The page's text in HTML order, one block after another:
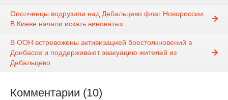
Ополченцы водрузили над Дебальцево флаг Новороссии.
В Киеве начали искать виноватых
В ООН встревожены активизацией боестолкновений в
Донбассе и поддерживают эвакуацию жителей из
Дебальцево
Комментарии (10)